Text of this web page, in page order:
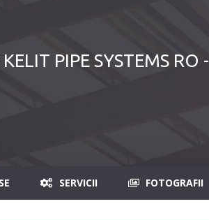
KELIT PIPE SYSTEMS
SERVICII FOTOGRAFII